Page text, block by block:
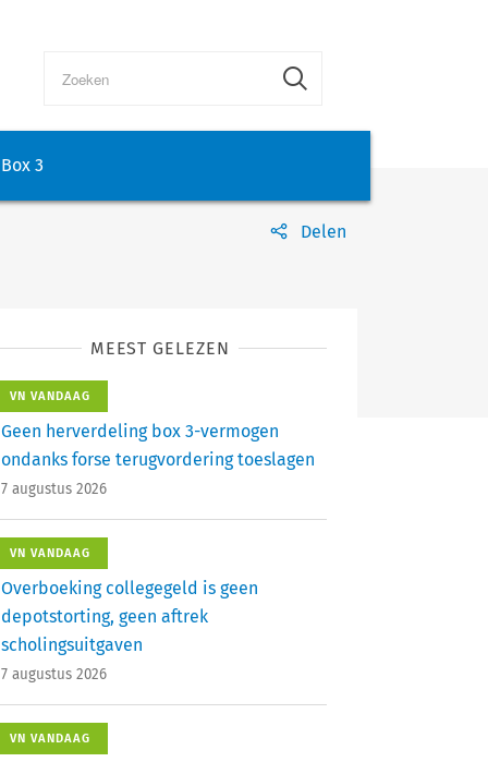
Box 3
Delen
MEEST GELEZEN
VN VANDAAG
Geen herverdeling box 3-vermogen
ondanks forse terugvordering toeslagen
7 augustus 2026
VN VANDAAG
Overboeking collegegeld is geen
depotstorting, geen aftrek
scholingsuitgaven
7 augustus 2026
VN VANDAAG